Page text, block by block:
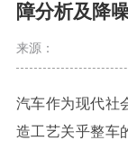
障分析及降
来源：
汽车作为现代社
造工艺关乎整车